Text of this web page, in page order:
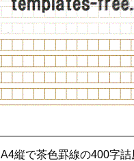
A4縦で茶色罫線の400字詰